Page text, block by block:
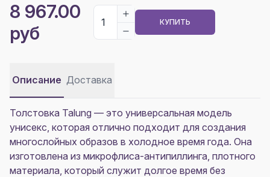
8 967.00
руб
КУПИТЬ
Описание Доставка
Толстовка Talung — это универсальная модель
унисекс, которая отлично подходит для создания
многослойных образов в холодное время года. Она
изготовлена из микрофлиса-антипиллинга, плотного
материала, который служит долгое время без